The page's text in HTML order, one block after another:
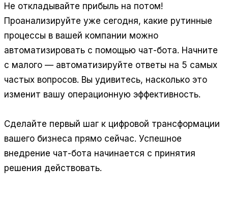
Не откладывайте прибыль на потом!
Проанализируйте уже сегодня, какие рутинные
процессы в вашей компании можно
автоматизировать с помощью чат-бота. Начните
с малого — автоматизируйте ответы на 5 самых
частых вопросов. Вы удивитесь, насколько это
изменит вашу операционную эффективность.
Сделайте первый шаг к цифровой трансформации
вашего бизнеса прямо сейчас. Успешное
внедрение чат-бота начинается с принятия
решения действовать.